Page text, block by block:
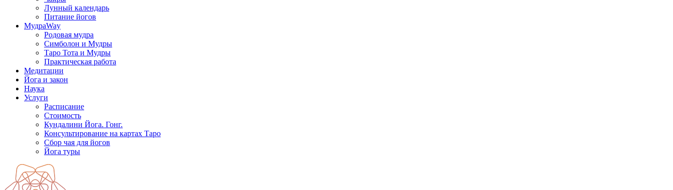
Лунный календарь
Питание йогов
МудраWay
Родовая мудра
Симболон и Мудры
Таро Тота и Мудры
Практическая работа
Медитации
Йога и закон
Наука
Услуги
Расписание
Стоимость
Кундалини Йога. Гонг.
Консультирование на картах Таро
Сбор чая для йогов
Йога туры